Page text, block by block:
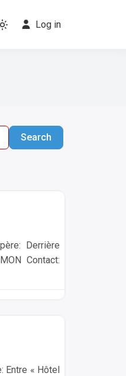
Log in
SearchSearch
Derrière
Contact:
Entre « Hôtel